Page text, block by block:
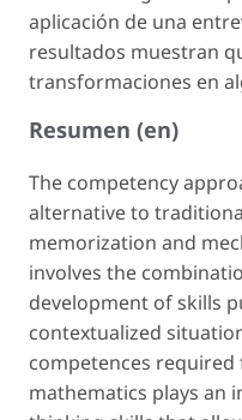
aplicación de una
resultados muestran
transformaciones en
Resumen (en)
The competency
alternative to
memorization and
involves the
development of skills
contextualized
competences
mathematics plays an